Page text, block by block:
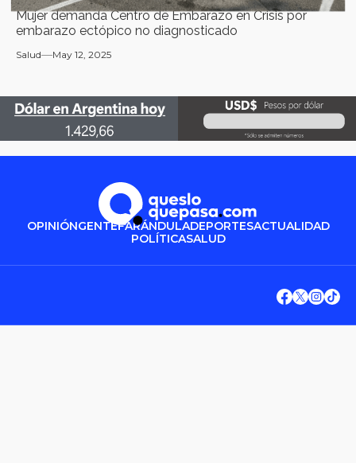
Mujer demanda Centro de Embarazo en Crisis por
embarazo ectópico no diagnosticado
Salud May 12, 2025
OPINIÓNGENTEFARÁNDULADEPORTESACTUALIDAD
POLÍTICASALUD